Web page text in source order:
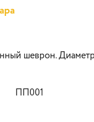
шеврон.
ПП001